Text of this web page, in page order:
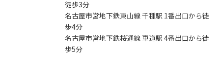
徒歩3分
名古屋市営地下鉄東山線 千種駅 1番出口から徒
歩4分
名古屋市営地下鉄桜通線 車道駅 4番出口から徒
歩5分